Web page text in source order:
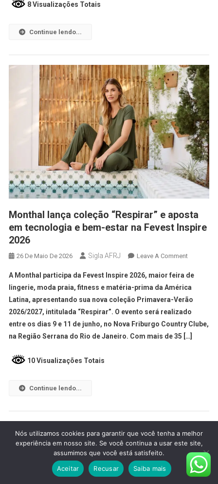
8 Visualizações Totais
Continue lendo...
Monthal lança coleção “Respirar” e aposta
em tecnologia e bem-estar na Fevest Inspire
2026
26 De Maio De 2026 Sigla AFRJ Leave A Comment
A Monthal participa da Fevest Inspire 2026, maior feira de
lingerie, moda praia, fitness e matéria-prima da América
Latina, apresentando sua nova coleção Primavera-Verão
2026/2027, intitulada “Respirar”. O evento será realizado
entre os dias 9 e 11 de junho, no Nova Friburgo Country Clube,
na Região Serrana do Rio de Janeiro. Com mais de 35 […]
10 Visualizações Totais
Continue lendo...
Nós utilizamos cookies para garantir que você tenha a melhor
experiência em nosso site. Se você continua a usar este site,
assumimos que você está satisfeito.
Aceitar
Recusar Saiba mais